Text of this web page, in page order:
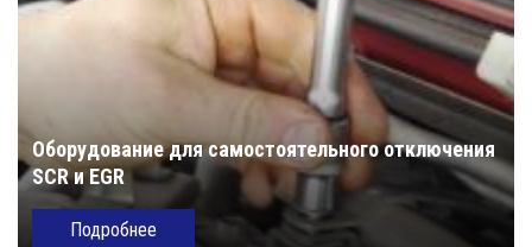
Оборудование для самостоятельного отключения
SCR и EGR
Подробнее